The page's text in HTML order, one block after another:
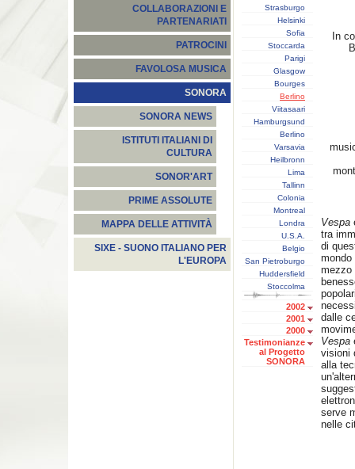
COLLABORAZIONI E
PARTENARIATI
PATROCINI
FAVOLOSA MUSICA
SONORA
SONORA NEWS
ISTITUTI ITALIANI DI
CULTURA
SONOR'ART
PRIME ASSOLUTE
MAPPA DELLE ATTIVITÀ
SIXE - SUONO ITALIANO PER
L'EUROPA
Strasburgo
Helsinki
Sofia
Stoccarda
Parigi
Glasgow
Bourges
Berlino
Viitasaari
Hamburgsund
Berlino
Varsavia
Heilbronn
Lima
Tallinn
Colonia
Montreal
Londra
U.S.A.
Belgio
San Pietroburgo
Huddersfield
Stoccolma
2002
2001
2000
Testimonianze
al Progetto
SONORA
In
Vespa
tra
di
mondo
mezzo
dalle
Vespa
visioni
alla
serve
nelle